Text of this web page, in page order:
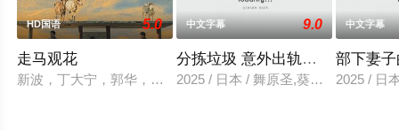
HD国语 5.0
走马观花
新波，丁大宁，郭华，程一木他们毕业于同一所大学。他们和
中文字幕 9.0
分拣垃圾 意外出轨性爱
2025 / 日本 / 舞原圣,葵悠太
中文字幕
部下妻
2025 / 日